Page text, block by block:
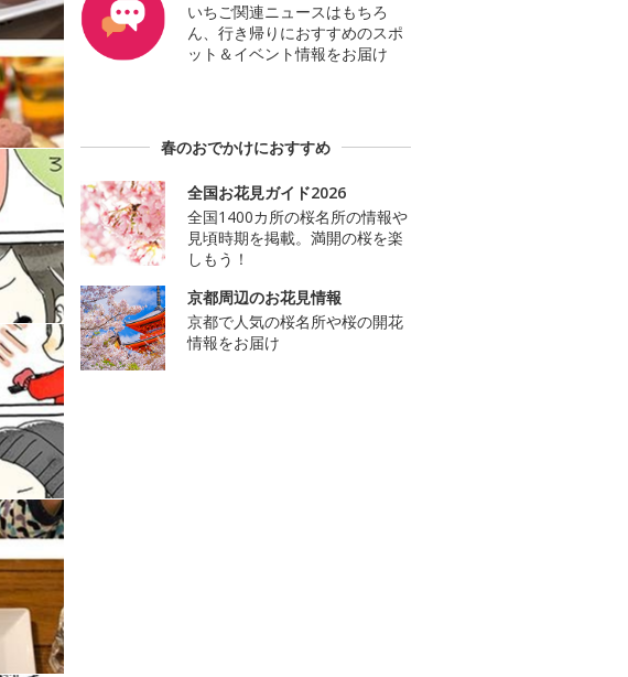
いちご関連ニュースはもちろ
ん、行き帰りにおすすめのスポ
ット＆イベント情報をお届け
春のおでかけにおすすめ
全国お花見ガイド2026
全国1400カ所の桜名所の情報や
見頃時期を掲載。満開の桜を楽
しもう！
京都周辺のお花見情報
京都で人気の桜名所や桜の開花
情報をお届け